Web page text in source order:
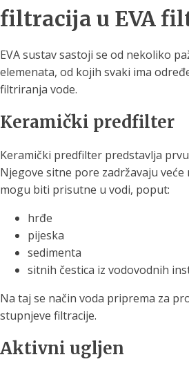
filtracija u EVA
EVA sustav sastoji se od nekoliko
elemenata, od kojih svaki ima
filtriranja vode.
Keramički predfilter
Keramički predfilter predstavlja
Njegove sitne pore zadržavaju veće
mogu biti prisutne u vodi, poput:
hrđe
pijeska
sedimenta
sitnih čestica iz vodovodnih
Na taj se način voda priprema za
stupnjeve filtracije.
Aktivni ugljen